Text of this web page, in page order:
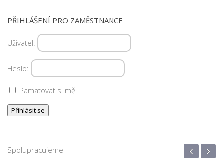
PŘIHLÁŠENÍ PRO ZAMĚSTNANCE
Uživatel:
Heslo:
Pamatovat si mě
Spolupracujeme ‹ ›